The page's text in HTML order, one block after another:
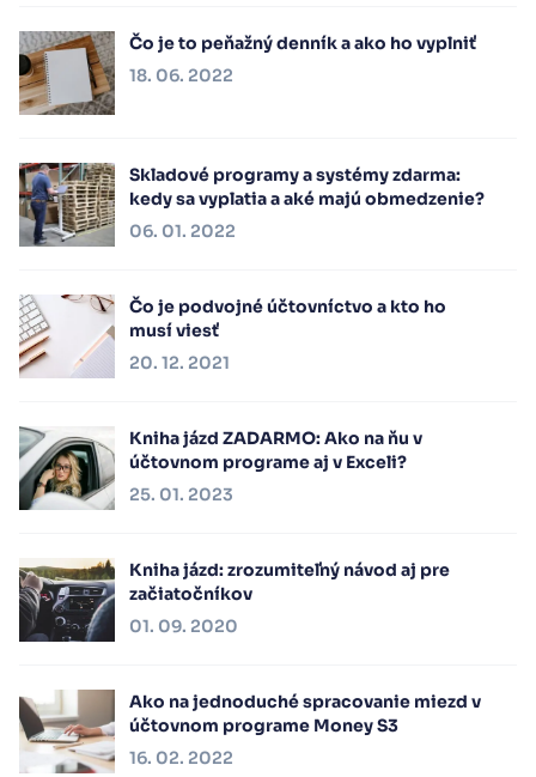
Čo je to peňažný denník a ako ho vyplniť
18. 06. 2022
Skladové programy a systémy zdarma:
kedy sa vyplatia a aké majú obmedzenie?
06. 01. 2022
Čo je podvojné účtovníctvo a kto ho
musí viesť
20. 12. 2021
Kniha jázd ZADARMO: Ako na ňu v
účtovnom programe aj v Exceli?
25. 01. 2023
Kniha jázd: zrozumiteľný návod aj pre
začiatočníkov
01. 09. 2020
Ako na jednoduché spracovanie miezd v
účtovnom programe Money S3
16. 02. 2022